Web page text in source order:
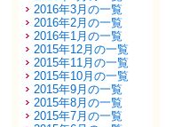
2016年3月の一覧
2016年2月の一覧
2016年1月の一覧
2015年12月の一覧
2015年11月の一覧
2015年10月の一覧
2015年9月の一覧
2015年8月の一覧
2015年7月の一覧